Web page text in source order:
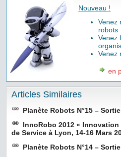
Nouveau !
Venez
robots
Venez
Venez
en
Articles Similaires
Planète Robots N°15 –
InnoRobo 2012 «
de Service à Lyon, 14-16 Mars
Planète Robots N°14 –